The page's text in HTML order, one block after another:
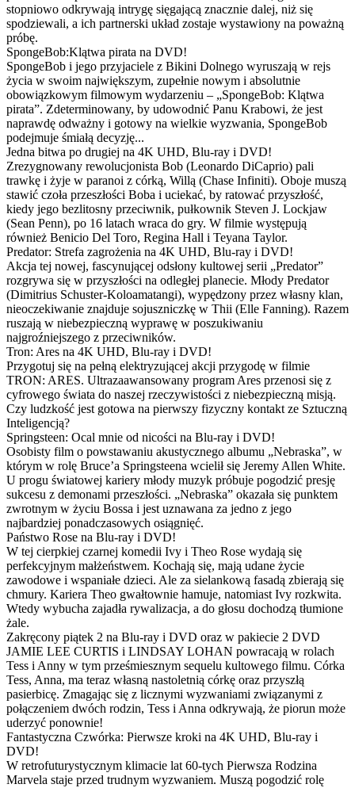
stopniowo odkrywają intrygę sięgającą znacznie dalej, niż się
spodziewali, a ich partnerski układ zostaje wystawiony na poważną
próbę.
SpongeBob:Klątwa pirata na DVD!
SpongeBob i jego przyjaciele z Bikini Dolnego wyruszają w rejs
życia w swoim największym, zupełnie nowym i absolutnie
obowiązkowym filmowym wydarzeniu – „SpongeBob: Klątwa
pirata”. Zdeterminowany, by udowodnić Panu Krabowi, że jest
naprawdę odważny i gotowy na wielkie wyzwania, SpongeBob
podejmuje śmiałą decyzję...
Jedna bitwa po drugiej na 4K UHD, Blu-ray i DVD!
Zrezygnowany rewolucjonista Bob (Leonardo DiCaprio) pali
trawkę i żyje w paranoi z córką, Willą (Chase Infiniti). Oboje muszą
stawić czoła przeszłości Boba i uciekać, by ratować przyszłość,
kiedy jego bezlitosny przeciwnik, pułkownik Steven J. Lockjaw
(Sean Penn), po 16 latach wraca do gry. W filmie występują
również Benicio Del Toro, Regina Hall i Teyana Taylor.
Predator: Strefa zagrożenia na 4K UHD, Blu-ray i DVD!
Akcja tej nowej, fascynującej odsłony kultowej serii „Predator”
rozgrywa się w przyszłości na odległej planecie. Młody Predator
(Dimitrius Schuster-Koloamatangi), wypędzony przez własny klan,
nieoczekiwanie znajduje sojuszniczkę w Thii (Elle Fanning). Razem
ruszają w niebezpieczną wyprawę w poszukiwaniu
najgroźniejszego z przeciwników.
Tron: Ares na 4K UHD, Blu-ray i DVD!
Przygotuj się na pełną elektryzującej akcji przygodę w filmie
TRON: ARES. Ultrazaawansowany program Ares przenosi się z
cyfrowego świata do naszej rzeczywistości z niebezpieczną misją.
Czy ludzkość jest gotowa na pierwszy fizyczny kontakt ze Sztuczną
Inteligencją?
Springsteen: Ocal mnie od nicości na Blu-ray i DVD!
Osobisty film o powstawaniu akustycznego albumu „Nebraska”, w
którym w rolę Bruce’a Springsteena wcielił się Jeremy Allen White.
U progu światowej kariery młody muzyk próbuje pogodzić presję
sukcesu z demonami przeszłości. „Nebraska” okazała się punktem
zwrotnym w życiu Bossa i jest uznawana za jedno z jego
najbardziej ponadczasowych osiągnięć.
Państwo Rose na Blu-ray i DVD!
W tej cierpkiej czarnej komedii Ivy i Theo Rose wydają się
perfekcyjnym małżeństwem. Kochają się, mają udane życie
zawodowe i wspaniałe dzieci. Ale za sielankową fasadą zbierają się
chmury. Kariera Theo gwałtownie hamuje, natomiast Ivy rozkwita.
Wtedy wybucha zajadła rywalizacja, a do głosu dochodzą tłumione
żale.
Zakręcony piątek 2 na Blu-ray i DVD oraz w pakiecie 2 DVD
JAMIE LEE CURTIS i LINDSAY LOHAN powracają w rolach
Tess i Anny w tym prześmiesznym sequelu kultowego filmu. Córka
Tess, Anna, ma teraz własną nastoletnią córkę oraz przyszłą
pasierbicę. Zmagając się z licznymi wyzwaniami związanymi z
połączeniem dwóch rodzin, Tess i Anna odkrywają, że piorun może
uderzyć ponownie!
Fantastyczna Czwórka: Pierwsze kroki na 4K UHD, Blu-ray i
DVD!
W retrofuturystycznym klimacie lat 60-tych Pierwsza Rodzina
Marvela staje przed trudnym wyzwaniem. Muszą pogodzić rolę